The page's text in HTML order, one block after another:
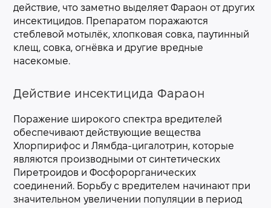
действие, что заметно выделяет Фараон от других
инсектицидов. Препаратом поражаются
стеблевой мотылёк, хлопковая совка, паутинный
клещ, совка, огнёвка и другие вредные
насекомые.
Действие инсектицида Фараон
Поражение широкого спектра вредителей
обеспечивают действующие вещества
Хлорпирифос и Лямбда-цигалотрин, которые
являются производными от синтетических
Пиретроидов и Фосфорорганических
соединений. Борьбу с вредителем начинают при
значительном увеличении популяции в период